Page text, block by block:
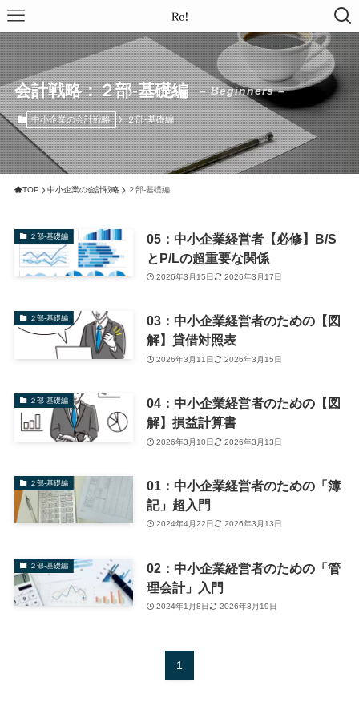
会計戦略：２部-基礎編 – Beginners –
中小企業の会計戦略 ２部-基礎編
TOP 中小企業の会計戦略 ２部-基礎編
２部-基礎編
05：中小企業経営者【必修】B/S
とP/Lの超重要な関係
2026年3月15日 2026年3月17日
２部-基礎編
03：中小企業経営者のための【図
解】貸借対照表
2026年3月11日 2026年3月15日
２部-基礎編
04：中小企業経営者のための【図
解】損益計算書
2026年3月10日 2026年3月13日
２部-基礎編
01：中小企業経営者のための「簿
記」超入門
2024年4月22日 2026年3月13日
２部-基礎編
02：中小企業経営者のための「管
理会計」入門
2024年1月8日 2026年3月19日
1